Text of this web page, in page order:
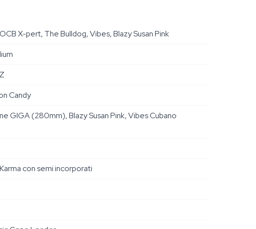
X-pert, The Bulldog, Vibes, Blazy Susan Pink
Candy
GIGA (280mm), Blazy Susan Pink, Vibes Cubano
con semi incorporati